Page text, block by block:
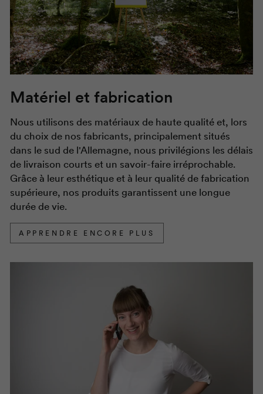
Matériel et fabrication
Nous utilisons des matériaux de haute qualité et, lors
du choix de nos fabricants, principalement situés
dans le sud de l'Allemagne, nous privilégions les délais
de livraison courts et un savoir-faire irréprochable.
Grâce à leur esthétique et à leur qualité de fabrication
supérieure, nos produits garantissent une longue
durée de vie.
APPRENDRE ENCORE PLUS